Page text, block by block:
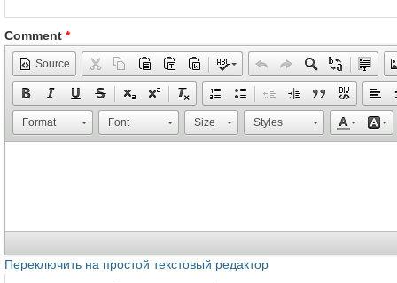
Comment *
Source
Format Font Size Styles
Переключить на простой текстовый редактор